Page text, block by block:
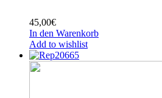
45,00€
In den Warenkorb
Add to wishlist